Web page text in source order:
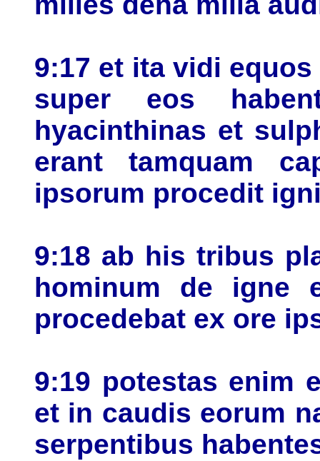
9:17 et ita vidi
super eos
hyacinthinas et
erant tamquam
ipsorum procedit
9:18 ab his tribus
hominum de igne
procedebat ex ore
9:19 potestas enim
et in caudis eorum
serpentibus